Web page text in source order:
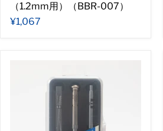
（1.2mm用）（BBR-007）
¥1,067